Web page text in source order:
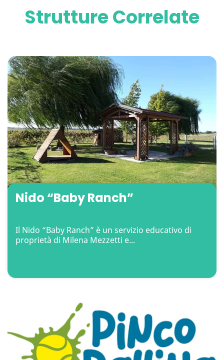
Strutture Correlate
Nido “Baby Ranch”
Il Nido “Baby Ranch” è un servizio educativo di
proprietà di Milena Mezzetti e...